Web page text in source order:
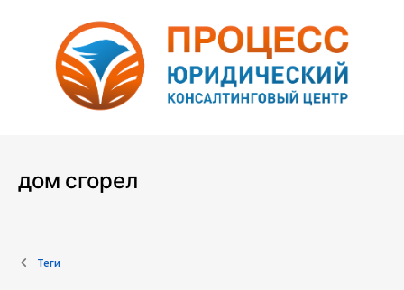
дом сгорел
Теги